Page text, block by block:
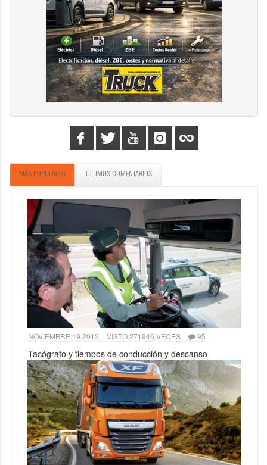
MÁS POPULARES ÚLTIMOS COMENTARIOS
NOVIEMBRE 19 2012 VISTO 271946 VECES 95
Tacógrafo y tiempos de conducción y descanso